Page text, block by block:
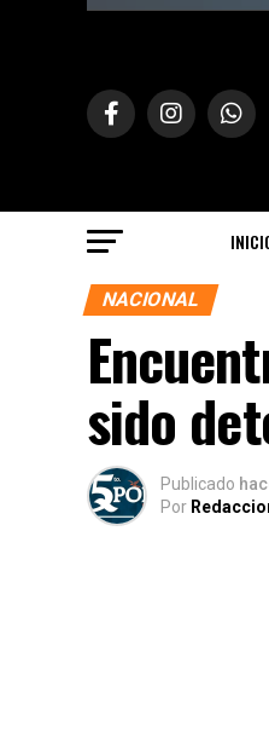
NACIONAL
sido
Publicado
Por